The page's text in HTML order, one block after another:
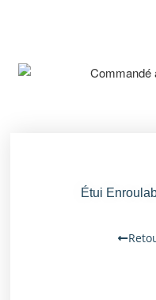
Étui